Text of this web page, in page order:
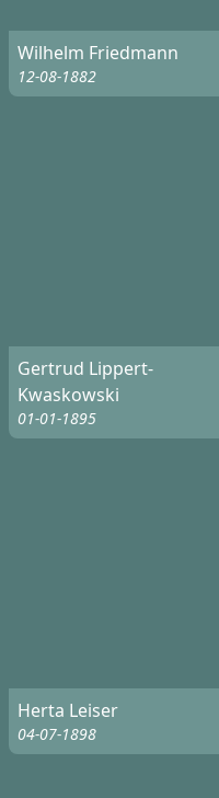
Wilhelm Friedmann
12-08-1882
Gertrud Lippert-
Kwaskowski
01-01-1895
Herta Leiser
04-07-1898